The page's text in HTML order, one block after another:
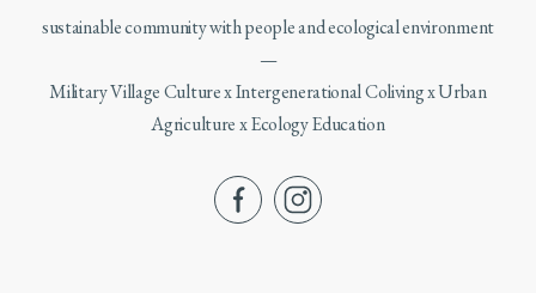
sustainable community with people and ecological environment
—
Military Village Culture x Intergenerational Coliving x Urban
Agriculture x Ecology Education
fb ig